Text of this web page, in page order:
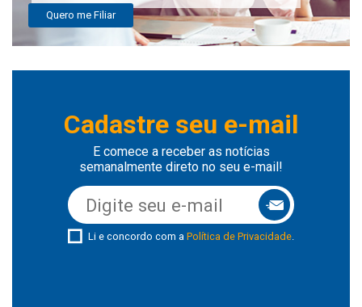
Quero me Filiar
Cadastre seu e-mail
E comece a receber as notícias
semanalmente direto no seu e-mail!
Li e concordo com a Política de Privacidade.